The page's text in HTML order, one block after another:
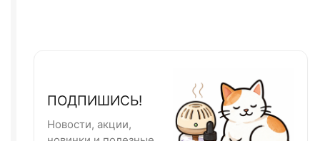
ПОДПИШИСЬ!
Новости, акции,